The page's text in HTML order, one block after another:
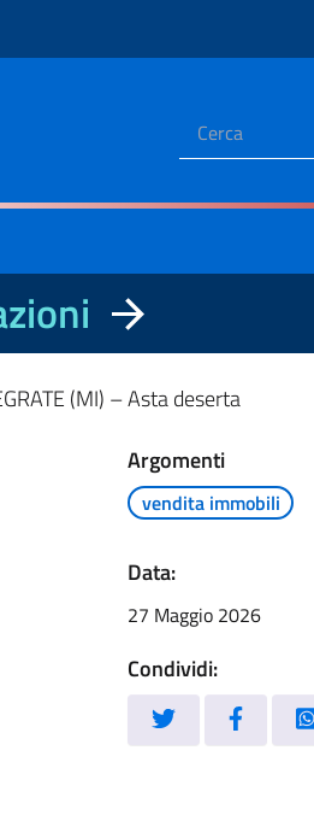
(MI) – Asta deserta
Argomenti
vendita immobili
Data:
27 Maggio 2026
Condividi: